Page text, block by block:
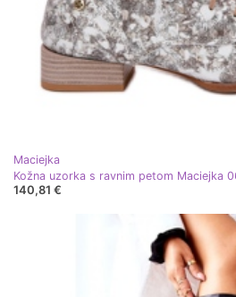
Maciejka
Kožna uzorka s ravnim petom Maciejka
140,81 €